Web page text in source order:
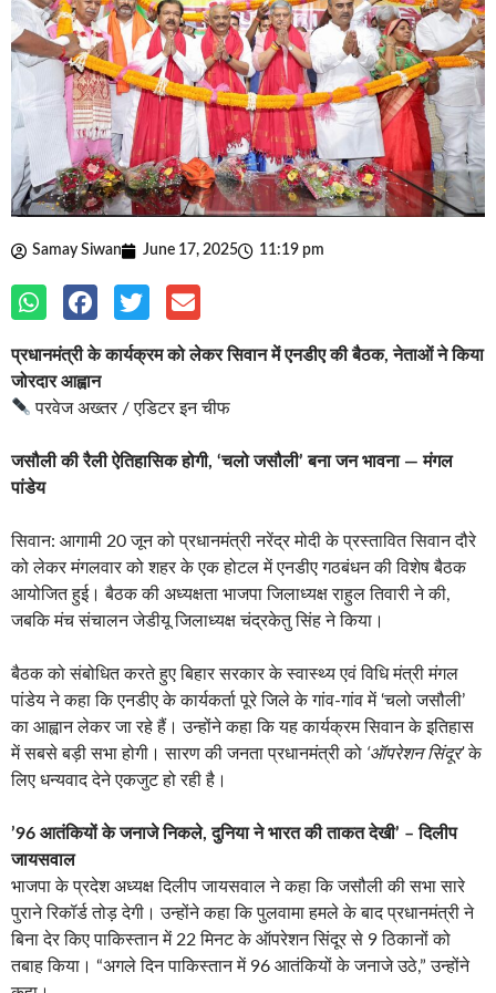
Samay Siwan June 17, 2025 11:19 pm
प्रधानमंत्री के कार्यक्रम को लेकर सिवान में एनडीए की बैठक, नेताओं ने किया
जोरदार आह्वान
परवेज अख्तर / एडिटर इन चीफ
जसौली की रैली ऐतिहासिक होगी, ‘चलो जसौली’ बना जन भावना — मंगल
पांडेय
सिवान: आगामी 20 जून को प्रधानमंत्री नरेंद्र मोदी के प्रस्तावित सिवान दौरे
को लेकर मंगलवार को शहर के एक होटल में एनडीए गठबंधन की विशेष बैठक
आयोजित हुई। बैठक की अध्यक्षता भाजपा जिलाध्यक्ष राहुल तिवारी ने की,
जबकि मंच संचालन जेडीयू जिलाध्यक्ष चंद्रकेतु सिंह ने किया।
बैठक को संबोधित करते हुए बिहार सरकार के स्वास्थ्य एवं विधि मंत्री मंगल
पांडेय ने कहा कि एनडीए के कार्यकर्ता पूरे जिले के गांव-गांव में ‘चलो जसौली’
का आह्वान लेकर जा रहे हैं। उन्होंने कहा कि यह कार्यक्रम सिवान के इतिहास
में सबसे बड़ी सभा होगी। सारण की जनता प्रधानमंत्री को ‘ऑपरेशन सिंदूर’के
लिए धन्यवाद देने एकजुट हो रही है।
’96 आतंकियों के जनाजे निकले, दुनिया ने भारत की ताकत देखी’ – दिलीप
जायसवाल
भाजपा के प्रदेश अध्यक्ष दिलीप जायसवाल ने कहा कि जसौली की सभा सारे
पुराने रिकॉर्ड तोड़ देगी। उन्होंने कहा कि पुलवामा हमले के बाद प्रधानमंत्री ने
बिना देर किए पाकिस्तान में 22 मिनट के ऑपरेशन सिंदूर से 9 ठिकानों को
तबाह किया। “अगले दिन पाकिस्तान में 96 आतंकियों के जनाजे उठे,” उन्होंने